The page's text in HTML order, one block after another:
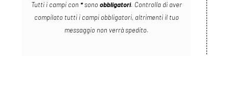
Tutti i campi con *sonoobbligatori. Controlla di aver
compilato tutti i campi obbligatori, altrimenti il tuo
messaggio non verrà spedito.